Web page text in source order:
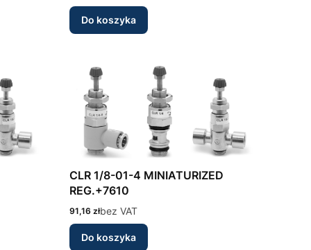
Do koszyka
CLR 1/8-01-4 MINIATURIZED
REG.+7610
Cena
91,16 złbez VAT
Do koszyka